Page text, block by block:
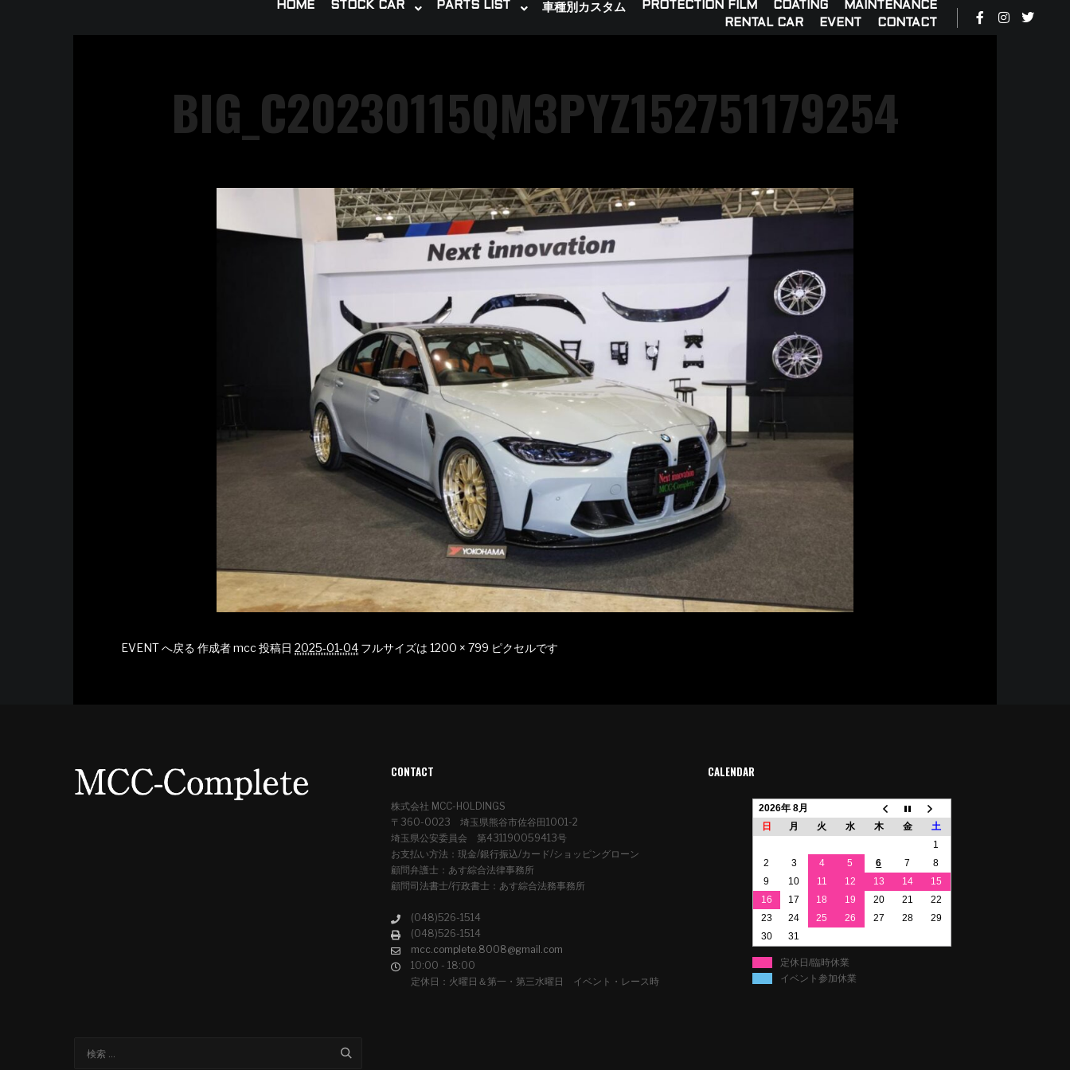
HOME STOCK CAR PARTS LIST 車種別カスタム PROTECTION FILM COATING
MAINTENANCE
RENTAL CAR
EVENT CONTACT
BIG_C20230115QM3PYZ152751179254
EVENT へ戻る 作成者mcc投稿日 2025-01-04 フルサイズは 1200 × 799 ピクセルです
CONTACT
株式会社 MCC-HOLDINGS
〒360-0023 埼玉県熊谷市佐谷田1001-2
埼玉県公安委員会 第431190059413号
お支払い方法：現金/銀行振込/カード/ショッピングローン
顧問弁護士：あす綜合法律事務所
顧問司法書士/行政書士：あす綜合法務事務所
(048)526-1514
(048)526-1514
mcc.complete.8008@gmail.com
10:00 - 18:00
定休日：火曜日＆第一・第三水曜日 イベント・レース時
CALENDAR
2026年 8月
日
月 火 水 木 金
土
1
2
3 4 5 6 7
8
9
10 11 12 13 14
15
16
17 18 19 20 21
22
23
24 25 26 27 28
29
30
31
定休日/臨時休業
イベント参加休業